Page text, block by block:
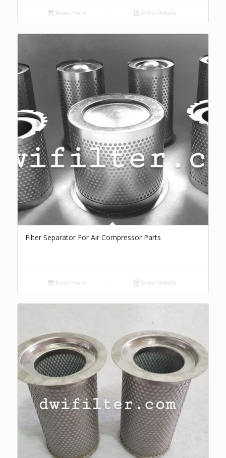
Read more Show Details
Filter Separator For Air Compressor Parts
Read more Show Details